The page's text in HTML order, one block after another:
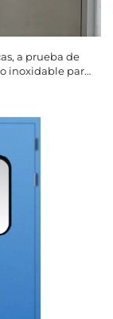
a prueba de
inoxidable para